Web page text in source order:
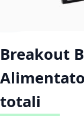
Vai all'inizio della
Breakout
totali